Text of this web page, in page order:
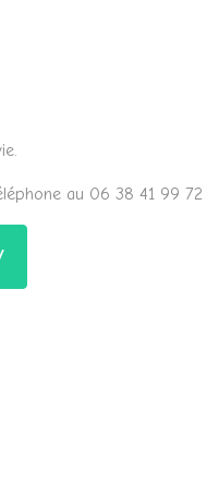
au 06 38 41 99 72